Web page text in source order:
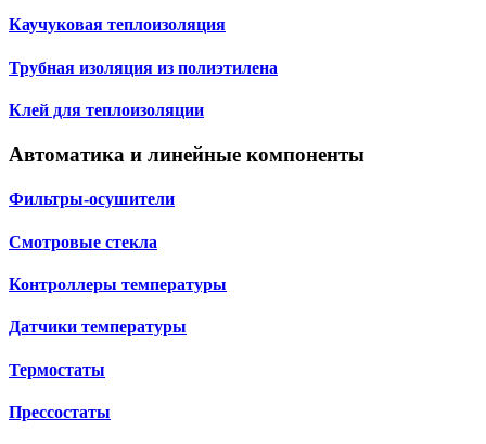
Каучуковая теплоизоляция
Трубная изоляция из полиэтилена
Клей для теплоизоляции
Автоматика и линейные компоненты
Фильтры-осушители
Смотровые стекла
Контроллеры температуры
Датчики температуры
Термостаты
Прессостаты